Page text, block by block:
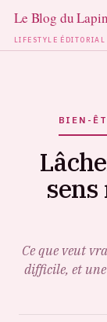
LIFESTYLE ÉDITORIAL
BIEN-
Lâcher prise : définition,
Ce que veut
difficile, et